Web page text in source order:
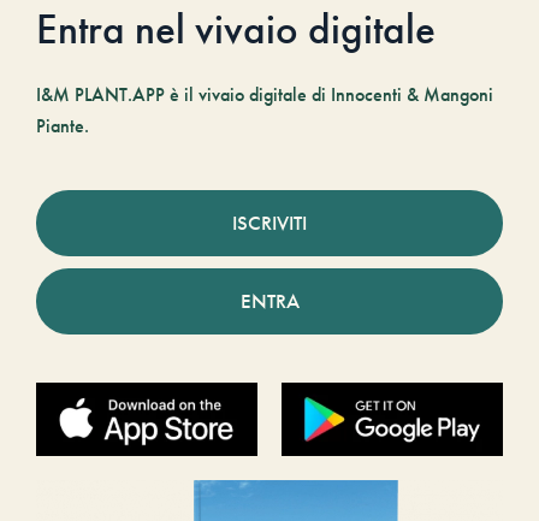
Entra nel vivaio digitale
I&M PLANT.APP è il vivaio digitale di Innocenti & Mangoni
Piante.
ISCRIVITI
ENTRA